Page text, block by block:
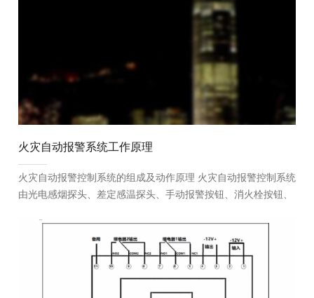
火灾自动报警系统工作原理
火灾自动报警控制系统的组成及动作原理 火灾自动报警控制系统
由光电感烟探头、差定感温探头、手动报警按钮、消火栓按钮、